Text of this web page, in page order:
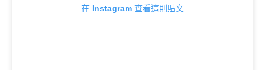
在 Instagram 查看這則貼文